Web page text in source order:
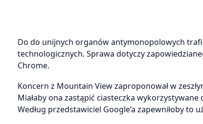
Do do unijnych organów antymonopolowych
technologicznych. Sprawa dotyczy
Chrome.
Koncern z Mountain View zaproponował w
Miałaby ona zastąpić ciasteczka
Według przedstawiciel Google’a zapewniłoby